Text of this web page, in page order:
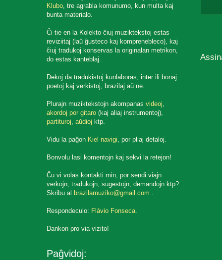
Klubo, tre agrabla komunumo, kun multa kaj
bunta materialo.
Ĉi-tie en la Kolekto ĉiuj muziktekstoj estas
reviziitaj (laŭ ĝusteco kaj komprenebleco), kaj
ĉiuj tradukoj konservas la originalan metrikon,
do estas kanteblaj.
Dekoj da tradukistoj kunlaboras, inter ili bonaj
poetoj kaj verkistoj, brazilaj aŭ ne.
Plurajn muziktekstojn akompanasvideoj,
akordoj por gitaro (kaj aliaj instrumentoj),
partituroj,aŭdioj ktp.
Vidu la paĝon Kiel navigi, por pliaj detaloj.
Bonvolu lasi komentojn kaj sekvi la retejon!
Ĉu vi volas kontakti min, por sendi viajn
verkojn, tradukojn, sugestojn, demandojn ktp?
Skribu al brazilamuziko@gmail.com .
Respondeculo: Flávio Fonseca.
Dankon pro via vizito!
Paĝvidoj: